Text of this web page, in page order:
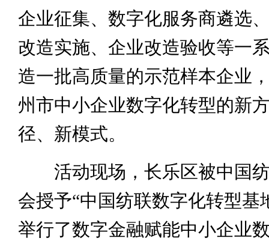
企业征集、数字化服务商遴选
改造实施、企业改造验收等一
造一批高质量的示范样本企业
州市中小企业数字化转型的新
径、新模式。
活动现场，长乐区被中国纺
会授予“中国纺联数字化转型基
举行了数字金融赋能中小企业